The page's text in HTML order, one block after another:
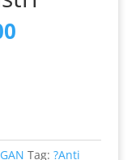
Harga
Tag: ?Anti